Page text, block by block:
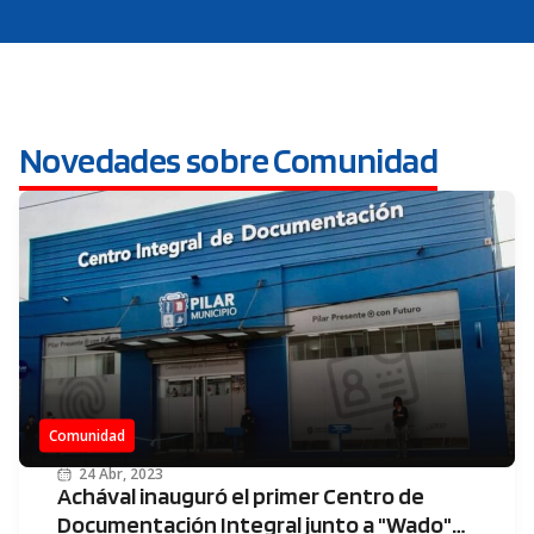
Novedades sobre Comunidad
Comunidad
24 Abr, 2023
Achával inauguró el primer Centro de
Documentación Integral junto a "Wado"